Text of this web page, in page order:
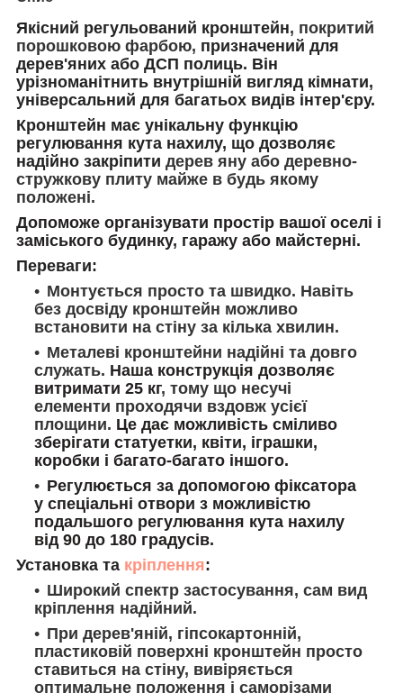
Якісний регульований кронштейн, покритий
порошковою фарбою, призначений для
дерев'яних або ДСП полиць. Він
урізноманітнить внутрішній вигляд кімнати,
універсальний для багатьох видів інтер'єру.
Кронштейн має унікальну функцію
регулювання кута нахилу, що дозволяє
надійно закріпити дерев яну або деревно-
стружкову плиту майже в будь якому
положені.
Допоможе організувати простір вашої оселі і
заміського будинку, гаражу або майстерні.
Переваги:
Монтується просто та швидко. Навіть
без досвіду кронштейн можливо
встановити на стіну за кілька хвилин.
Металеві кронштейни надійні та довго
служать. Наша конструкція дозволяє
витримати 25 кг, тому що несучі
елементи проходячи вздовж усієї
площини. Це дає можливість сміливо
зберігати статуетки, квіти, іграшки,
коробки і багато-багато іншого.
Регулюється за допомогою фіксатора
у спеціальні отвори з можливістю
подальшого регулювання кута нахилу
від 90 до 180 градусів.
Установка та кріплення:
Широкий спектр застосування, сам вид
кріплення надійний.
При дерев'яній, гіпсокартонній,
пластиковій поверхні кронштейн просто
ставиться на стіну, вивіряється
оптимальне положення і саморізами